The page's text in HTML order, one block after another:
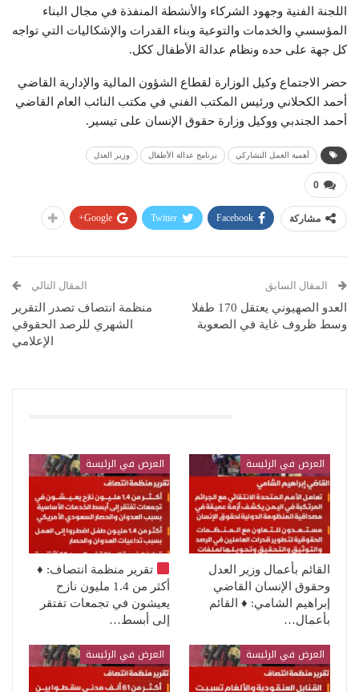
اللجنة الفنية وجهود الشركاء والأنشطة المنفذة في مجال البناء
المؤسسي والخدمات والتوعية وبناء القدرات والإشكاليات التي تواجه
كل جهة على حده ونظام عدالة الأطفال ككل.
حضر الاجتماع وكيل الوزارة لقطاع الشؤون المالية والإدارية القاضي
أحمد الكحلاني ورئيس المكتب الفني في مكتب النائب العام القاضي
أحمد الجندبي ووكيل وزارة حقوق الإنسان على تيسير.
أهمية العمل التشاركي برنامج عدالة الأطفال وزير العدل
0
مشاركة Facebook
Twitter
Google+
المقال السابق
العدو الصهيوني يعتقل 170 طفلا
وسط ظروف غاية في الصعوبة
المقال التالي
منظمة انتصاف تصدر التقرير
الشهري للرصد الحقوقي
الإعلامي
العرض في الرئيسة
القائم بأعمال وزير العدل
وحقوق الإنسان القاضي
إبراهيم الشامي: ♦️ القائم
بأعمال…
العرض في الرئيسة
تقرير منظمة انتصاف: ♦️
أكثر من 1.4 مليون نازح
يعيشون في تجمعات تفتقر
إلى أبسط…
العرض في الرئيسة العرض في الرئيسة